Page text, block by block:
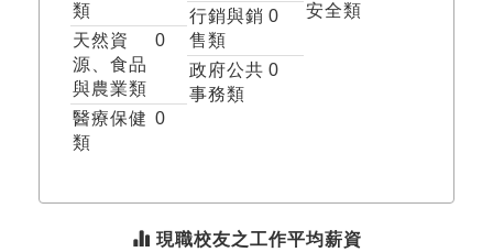
類
天然資
源、食品
與農業類
0
醫療保健
類
0
行銷與銷
售類
0
政府公共
事務類
0
安全類
現職校友之工作平均薪資